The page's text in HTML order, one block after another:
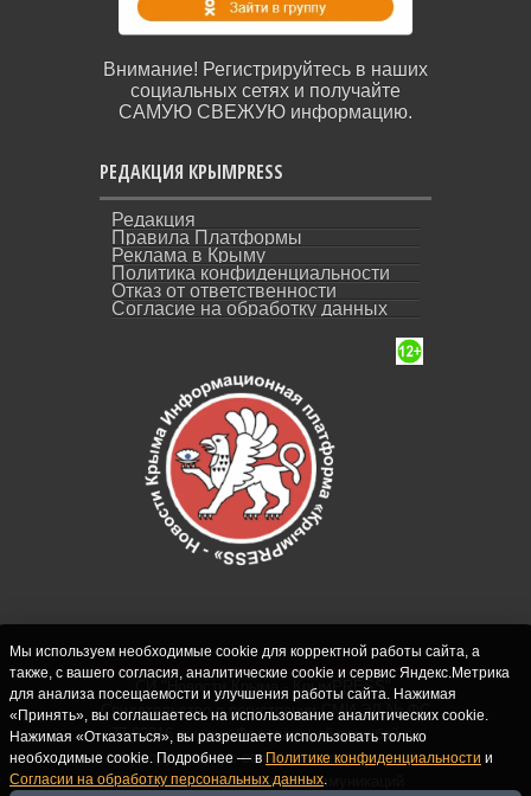
Внимание! Регистрируйтесь в наших
социальных сетях и получайте
САМУЮ СВЕЖУЮ информацию.
РЕДАКЦИЯ КРЫМPRESS
Редакция
Правила Платформы
Реклама в Крыму
Политика конфиденциальности
Отказ от ответственности
Согласие на обработку данных
СИ "Новости Крыма - КрымPRESS".
Свидетельство о регистрации СМИ ЭЛ № ФС
77-62916 выдано Федеральной службой по
надзору в сфере связи, информационных
технологий и массовых коммуникаций
Мы используем необходимые cookie для корректной работы сайта, а
также, с вашего согласия, аналитические cookie и сервис Яндекс.Метрика
для анализа посещаемости и улучшения работы сайта. Нажимая
«Принять», вы соглашаетесь на использование аналитических cookie.
Нажимая «Отказаться», вы разрешаете использовать только
необходимые cookie. Подробнее — в Политике конфиденциальности и
Согласии на обработку персональных данных.